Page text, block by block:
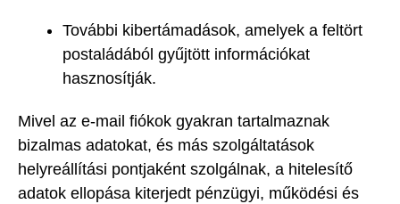
További kibertámadások, amelyek a feltört
postaládából gyűjtött információkat
hasznosítják.
Mivel az e-mail fiókok gyakran tartalmaznak
bizalmas adatokat, és más szolgáltatások
helyreállítási pontjaként szolgálnak, a hitelesítő
adatok ellopása kiterjedt pénzügyi, működési és